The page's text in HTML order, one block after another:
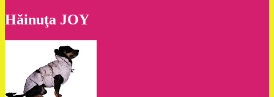
Hăinuţa JOY